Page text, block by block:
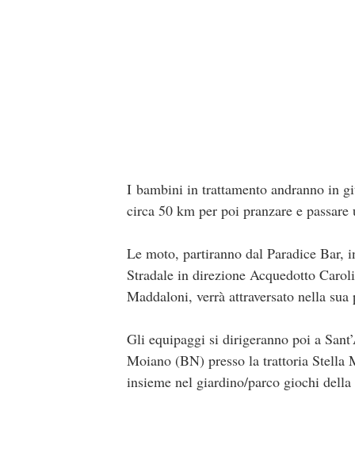
I bambini in trattamento andranno in
circa 50 km per poi pranzare e
Le moto, partiranno dal Paradice Bar,
Stradale in direzione Acquedotto
Maddaloni, verrà attraversato nella
Gli equipaggi si dirigeranno poi a
Moiano (BN) presso la trattoria Stella
insieme nel giardino/parco giochi